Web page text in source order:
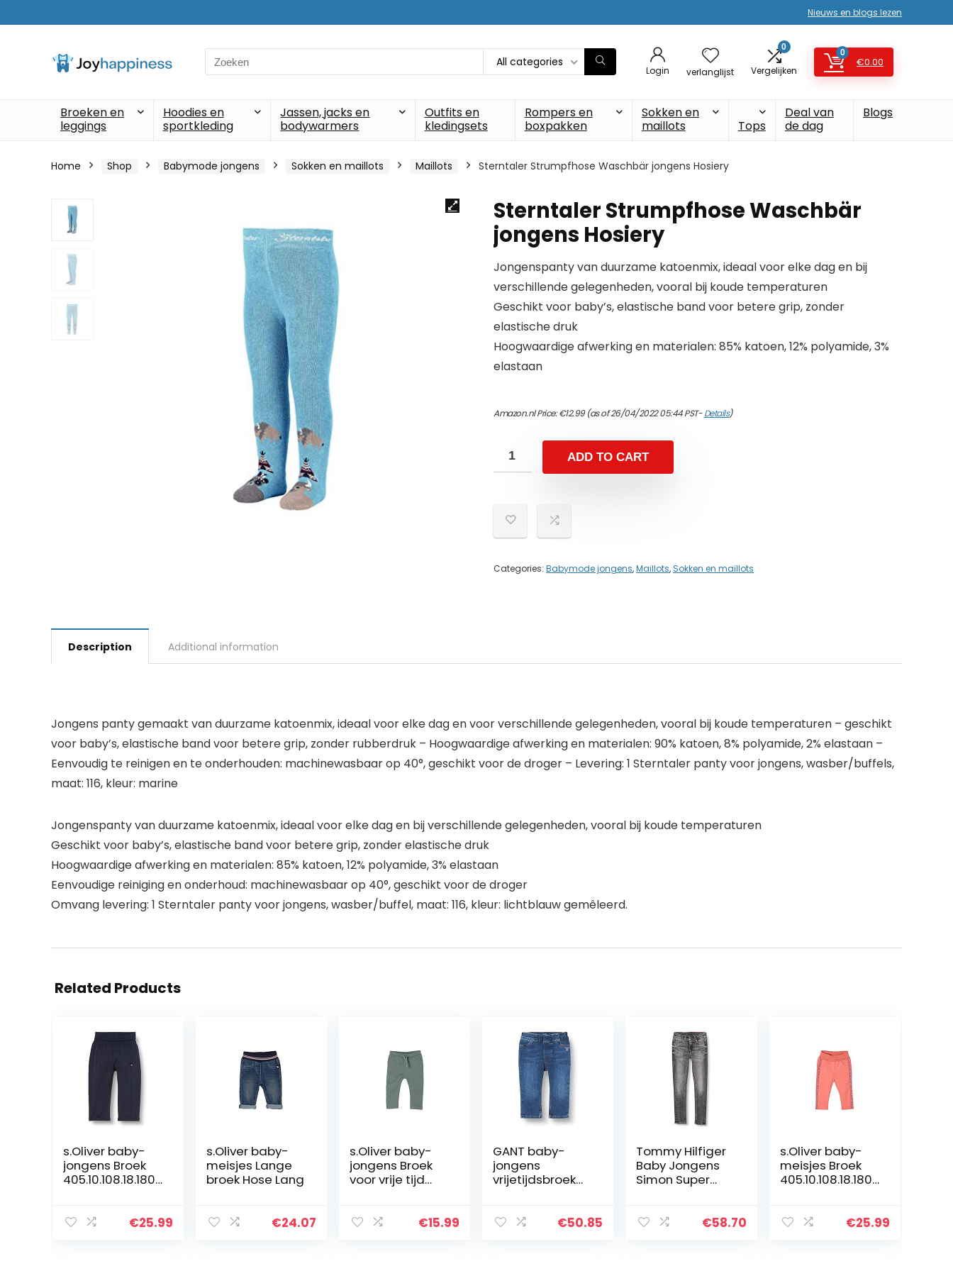
Nieuws en blogs lezen
Search
for:
All categories
Login verlanglijst
0
Vergelijken
0
€0.00
Broeken en
leggings
Hoodies en
sportkleding
Jassen, jacks en
bodywarmers
Outfits en
kledingsets
Rompers en
boxpakken
Sokken en
maillots
Tops
Deal van
de dag
Blogs
Home Shop Babymode jongens Sokken en maillots Maillots Sterntaler Strumpfhose Waschbär jongens Hosiery
Sterntaler Strumpfhose Waschbär
jongens Hosiery
Jongenspanty van duurzame katoenmix, ideaal voor elke dag en bij
verschillende gelegenheden, vooral bij koude temperaturen
Geschikt voor baby’s, elastische band voor betere grip, zonder
elastische druk
Hoogwaardige afwerking en materialen: 85% katoen, 12% polyamide, 3%
elastaan
Amazon.nl Price:€12.99(as of 26/04/2022 05:44 PST-Details)
ADD TO CART
Categories: Babymode jongens,Maillots, Sokken en maillots
Description Additional information
Jongens panty gemaakt van duurzame katoenmix, ideaal voor elke dag en voor verschillende gelegenheden, vooral bij koude temperaturen – geschikt
voor baby’s, elastische band voor betere grip, zonder rubberdruk – Hoogwaardige afwerking en materialen: 90% katoen, 8% polyamide, 2% elastaan –
Eenvoudig te reinigen en te onderhouden: machinewasbaar op 40°, geschikt voor de droger – Levering: 1 Sterntaler panty voor jongens, wasber/buffels,
maat: 116, kleur: marine
Jongenspanty van duurzame katoenmix, ideaal voor elke dag en bij verschillende gelegenheden, vooral bij koude temperaturen
Geschikt voor baby’s, elastische band voor betere grip, zonder elastische druk
Hoogwaardige afwerking en materialen: 85% katoen, 12% polyamide, 3% elastaan
Eenvoudige reiniging en onderhoud: machinewasbaar op 40°, geschikt voor de droger
Omvang levering: 1 Sterntaler panty voor jongens, wasber/buffel, maat: 116, kleur: lichtblauw gemêleerd.
Related Products
s.Oliver baby-
jongens Broek
405.10.108.18.180.
€25.99
s.Oliver baby-
meisjes Lange
broek Hose Lang
€24.07
s.Oliver baby-
jongens Broek
voor vrije tijd
€15.99
GANT baby-
jongens
vrijetijdsbroek
DENIM
€50.85
Tommy Hilfiger
Baby Jongens
Simon Super
€58.70
s.Oliver baby-
meisjes Broek
405.10.108.18.180.
€25.99